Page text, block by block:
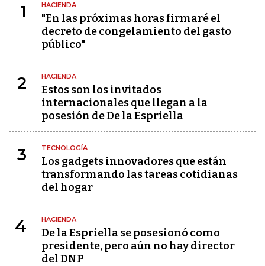
1 HACIENDA
"En las próximas horas firmaré el
decreto de congelamiento del gasto
público"
2 HACIENDA
Estos son los invitados
internacionales que llegan a la
posesión de De la Espriella
3 TECNOLOGÍA
Los gadgets innovadores que están
transformando las tareas cotidianas
del hogar
4 HACIENDA
De la Espriella se posesionó como
presidente, pero aún no hay director
del DNP